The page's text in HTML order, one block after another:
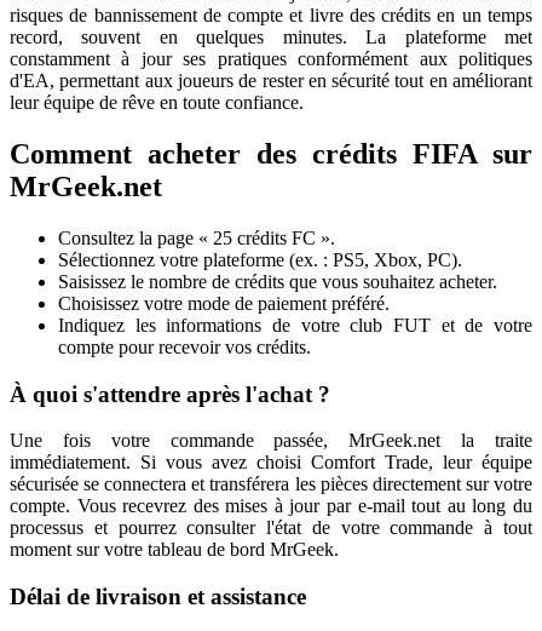
risques de bannissement de compte et livre des crédits en un temps
record, souvent en quelques minutes. La plateforme met
constamment à jour ses pratiques conformément aux politiques
d'EA, permettant aux joueurs de rester en sécurité tout en améliorant
leur équipe de rêve en toute confiance.
Comment acheter des crédits FIFA sur
MrGeek.net
Consultez la page « 25 crédits FC ».
Sélectionnez votre plateforme (ex. : PS5, Xbox, PC).
Saisissez le nombre de crédits que vous souhaitez acheter.
Choisissez votre mode de paiement préféré.
Indiquez les informations de votre club FUT et de votre
compte pour recevoir vos crédits.
À quoi s'attendre après l'achat ?
Une fois votre commande passée, MrGeek.net la traite
immédiatement. Si vous avez choisi Comfort Trade, leur équipe
sécurisée se connectera et transférera les pièces directement sur votre
compte. Vous recevrez des mises à jour par e-mail tout au long du
processus et pourrez consulter l'état de votre commande à tout
moment sur votre tableau de bord MrGeek.
Délai de livraison et assistance